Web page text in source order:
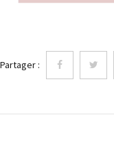
Partager :